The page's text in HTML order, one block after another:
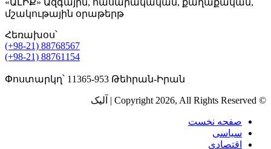
«ԱԼԻՔ» Ազգային, հասարակական, քաղաքական,
մշակութային օրաթերթ
Հեռախօս՝
(+98-21) 88768567
(+98-21) 88761154
Փոստարկղ՝ 11365-953 Թեհրան-Իրան
© Copyright 2026, All Rights Reserved | آلیک
صفحه نخست
سیاسی
اقتصادی